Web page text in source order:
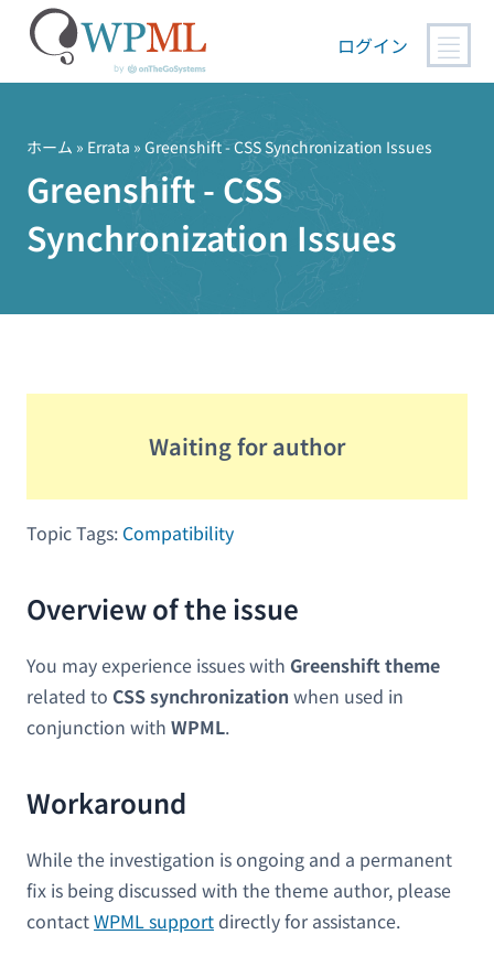
ログイン
ホーム » Errata » Greenshift - CSS Synchronization Issues
Greenshift - CSS
Synchronization Issues
Waiting for author
Topic Tags: Compatibility
Overview of the issue
You may experience issues with Greenshift theme
related to CSS synchronization when used in
conjunction with WPML.
Workaround
While the investigation is ongoing and a permanent
fix is being discussed with the theme author, please
contactWPML supportdirectly for assistance.